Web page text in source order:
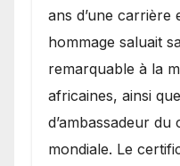
ans d’une carrière
hommage saluait
remarquable à la
africaines, ainsi
d’ambassadeur du
mondiale. Le